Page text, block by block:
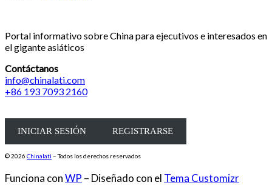
Portal informativo sobre China para ejecutivos e interesados en
el gigante asiáticos
Contáctanos
info@chinalati.com
+86 193 7093 2160
INICIAR SESIÓN REGISTRARSE
© 2026 Chinalati – Todos los derechos reservados
Funciona conWP – Diseñado con el Tema Customizr